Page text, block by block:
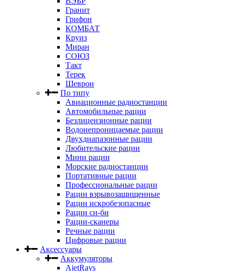
Гранит
Грифон
КОМБАТ
Круиз
Миран
СОЮЗ
Такт
Терек
Шеврон
По типу
Авиационные радиостанции
Автомобильные рации
Безлицензионные рации
Водонепроницаемые рации
Двухдиапазонные рации
Любительские рации
Мини рации
Морские радиостанции
Портативные рации
Профессиональные рации
Рации взрывозащищенные
Рации искробезопасные
Рации си-би
Рации-сканеры
Речные рации
Цифровые рации
Аксессуары
Аккумуляторы
AjetRays